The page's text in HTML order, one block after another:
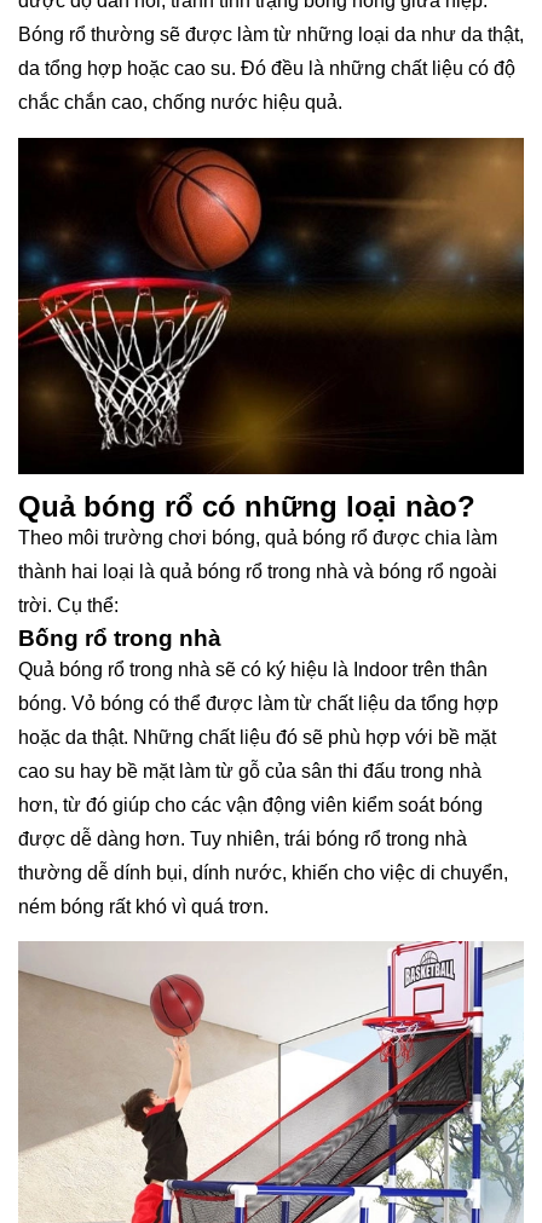
Bóng rổ thường sẽ được làm từ những loại da như da thật,
da tổng hợp hoặc cao su. Đó đều là những chất liệu có độ
chắc chắn cao, chống nước hiệu quả.
Quả bóng rổ có những loại nào?
Theo môi trường chơi bóng, quả bóng rổ được chia làm
thành hai loại là quả bóng rổ trong nhà và bóng rổ ngoài
trời. Cụ thể:
Bống rổ trong nhà
Quả bóng rổ trong nhà sẽ có ký hiệu là Indoor trên thân
bóng. Vỏ bóng có thể được làm từ chất liệu da tổng hợp
hoặc da thật. Những chất liệu đó sẽ phù hợp với bề mặt
cao su hay bề mặt làm từ gỗ của sân thi đấu trong nhà
hơn, từ đó giúp cho các vận động viên kiểm soát bóng
được dễ dàng hơn. Tuy nhiên, trái bóng rổ trong nhà
thường dễ dính bụi, dính nước, khiến cho việc di chuyển,
ném bóng rất khó vì quá trơn.